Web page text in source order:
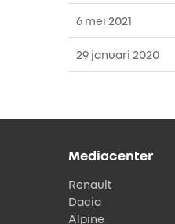
6 mei 2021
29 januari 2020
Mediacenter
Renault
Dacia
Alpine